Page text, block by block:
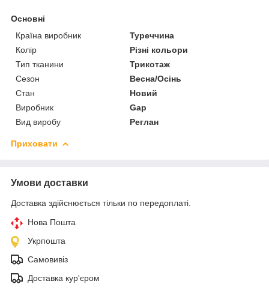
Основні
Країна виробник
Туреччина
Колір
Різні кольори
Тип тканини
Трикотаж
Сезон
Весна/Осінь
Стан
Новий
Виробник
Gap
Вид виробу
Реглан
Приховати
Умови доставки
Доставка здійснюється тільки по передоплаті.
Нова Пошта
Укрпошта
Самовивіз
Доставка кур'єром